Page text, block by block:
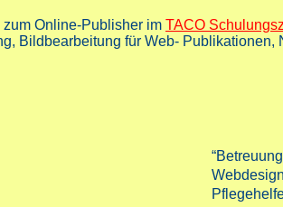
Online-Publisher im TACO
Bildbearbeitung für Web- Publikationen,